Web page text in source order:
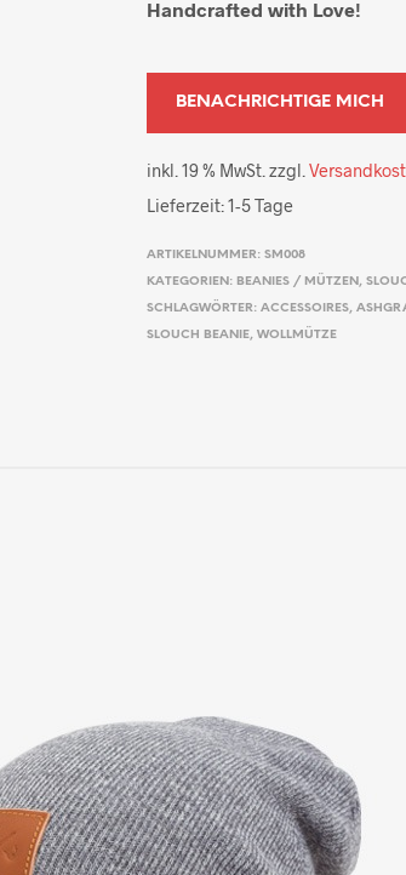
Handcrafted with Love!
inkl. 19 % MwSt. zzgl.
Lieferzeit:1-5 Tage
ARTIKELNUMMER: SM008
KATEGORIEN: BEANIES / MÜTZEN ,
SCHLAGWÖRTER: ACCESSOIRES,
SLOUCH BEANIE, WOLLMÜTZE